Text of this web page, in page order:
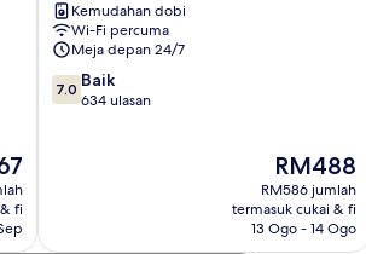
fi
Bandar
London
Kemudahan dobi
Wi-Fi percuma
Meja depan 24/7
7.0
daripada
7.0 Baik
634 ulasan
Harga
ialah
RM488
RM488
RM586 jumlah
termasuk cukai & fi
13 Ogo - 14 Ogo